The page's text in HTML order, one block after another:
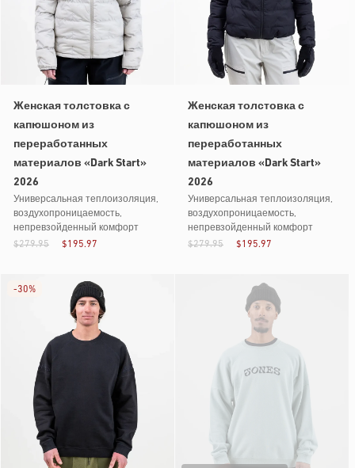
Женская толстовка с
капюшоном из
переработанных
материалов «Dark Start»
2026
Универсальная теплоизоляция,
воздухопроницаемость,
непревзойденный комфорт
$195.97
$279.95
Женская толстовка с
капюшоном из
переработанных
материалов «Dark Start»
2026
Универсальная теплоизоляция,
воздухопроницаемость,
непревзойденный комфорт
$195.97
$279.95
-30%